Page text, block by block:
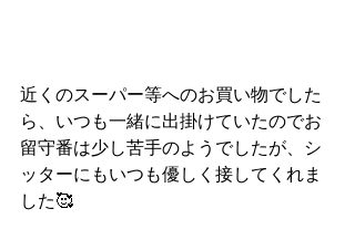
近くのスーパー等へのお買い物でした
ら、いつも一緒に出掛けていたのでお
留守番は少し苦手のようでしたが、シ
ッターにもいつも優しく接してくれま
した🥰